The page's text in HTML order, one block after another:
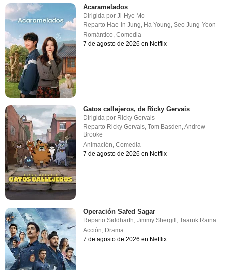
Acaramelados
Dirigida porJi-Hye Mo
Reparto Hae-in Jung, Ha Young,Seo Jung-Yeon
Romántico,Comedia
7 de agosto de 2026 en Netflix
Gatos callejeros, de Ricky Gervais
Dirigida por Ricky Gervais
Reparto Ricky Gervais,Tom Basden,Andrew
Brooke
Animación,Comedia
7 de agosto de 2026 en Netflix
Operación Safed Sagar
RepartoSiddharth,Jimmy Shergill ,Taaruk Raina
Acción, Drama
7 de agosto de 2026 en Netflix